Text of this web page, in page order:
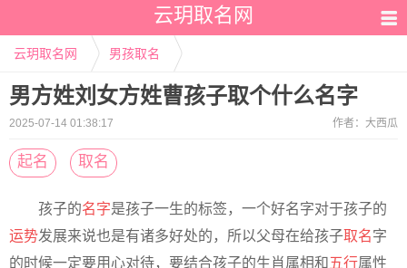
云玥取名网
云玥取名网 男孩取名
男方姓刘女方姓曹孩子取个什么名字
2025-07-14 01:38:17 作者： 大西瓜
起名 取名
孩子的名字是孩子一生的标签，一个好名字对于孩子的
运势发展来说也是有诸多好处的，所以父母在给孩子取名字
的时候一定要用心对待，要结合孩子的生肖属相和 五行属性